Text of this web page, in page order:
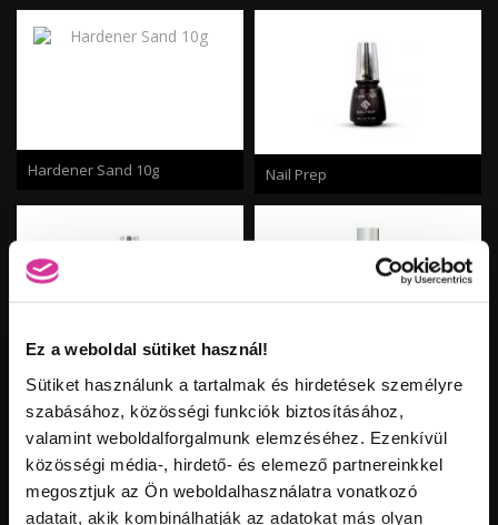
Ez a weboldal sütiket használ!
Sütiket használunk a tartalmak és hirdetések személyre
szabásához, közösségi funkciók biztosításához,
valamint weboldalforgalmunk elemzéséhez. Ezenkívül
közösségi média-, hirdető- és elemező partnereinkkel
megosztjuk az Ön weboldalhasználatra vonatkozó
adatait, akik kombinálhatják az adatokat más olyan
Hardener Sand 10g Nail Prep